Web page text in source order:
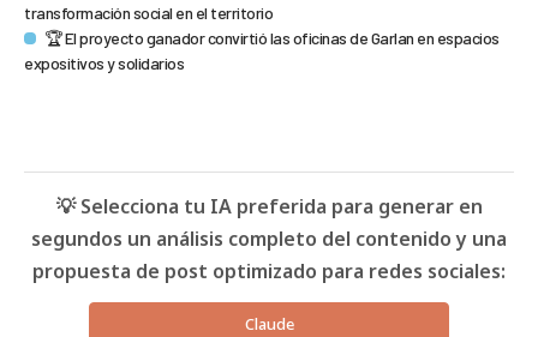
transformación social en el territorio
🏆 El proyecto ganador convirtió las oficinas de Garlan en espacios
expositivos y solidarios
💡 Selecciona tu IA preferida para generar en
segundos un análisis completo del contenido y una
propuesta de post optimizado para redes sociales:
Claude